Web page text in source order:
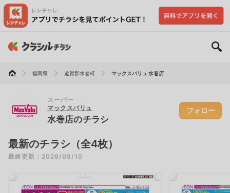
福岡県 遠賀郡水巻町 マックスバリュ 水巻店
スーパー
マックスバリュ
水巻店のチラシ
フォロー
最新のチラシ（全4枚）
最終更新：2026/08/10